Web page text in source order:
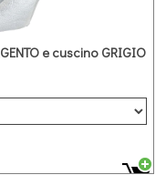
e cuscino GRIGIO